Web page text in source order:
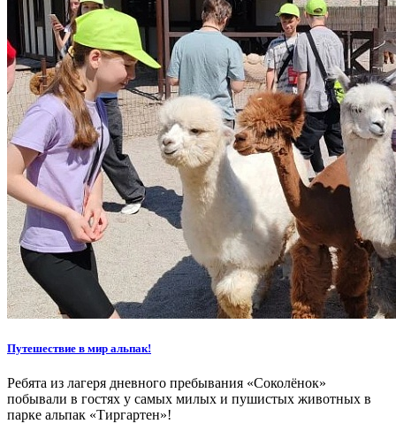
Путешествие в мир альпак!
Ребята из лагеря дневного пребывания «Соколёнок»
побывали в гостях у самых милых и пушистых животных в
парке альпак «Тиргартен»!